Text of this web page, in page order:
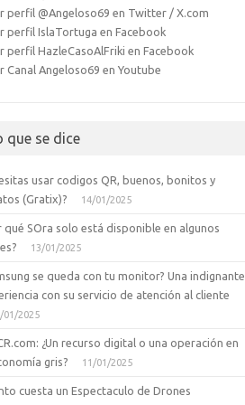
perfil @Angeloso69 en Twitter / X.com
perfil IslaTortuga en Facebook
perfil HazleCasoAlFriki en Facebook
Canal Angeloso69 en Youtube
que se dice
usar codigos QR, buenos, bonitos y
(Gratix)?
14/01/2025
qué SOra solo está disponible en algunos
13/01/2025
se queda con tu monitor? Una indignante
con su servicio de atención al cliente
01/2025
¿Un recurso digital o una operación en
gris?
11/01/2025
cuesta un Espectaculo de Drones